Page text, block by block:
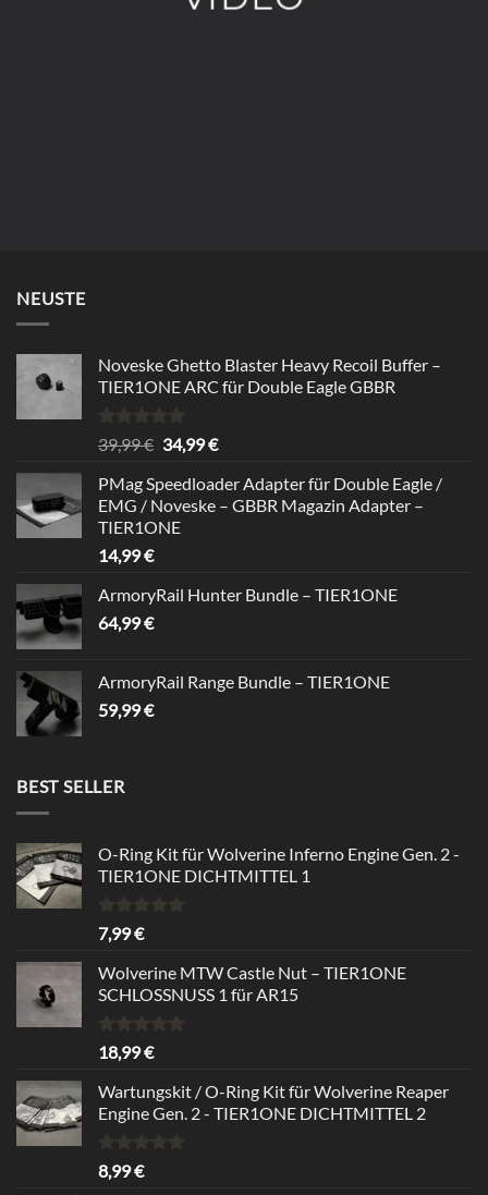
NEUSTE
Noveske Ghetto Blaster Heavy Recoil Buffer –
TIER1ONE ARC für Double Eagle GBBR
Rated5.00
out of 5
39,99€ Original
was:
39,99 €.
34,99€Current
is:
34,99 €.
PMag Speedloader Adapter für Double Eagle /
EMG / Noveske – GBBR Magazin Adapter –
TIER1ONE
14,99€
ArmoryRail Hunter Bundle – TIER1ONE
64,99€
ArmoryRail Range Bundle – TIER1ONE
59,99€
BEST SELLER
O-Ring Kit für Wolverine Inferno Engine Gen. 2 -
TIER1ONE DICHTMITTEL 1
Rated
out of 5
7,99€
Wolverine MTW Castle Nut – TIER1ONE
SCHLOSSNUSS 1 für AR15
Rated5.00
out of 5
18,99€
Wartungskit / O-Ring Kit für Wolverine Reaper
Engine Gen. 2 - TIER1ONE DICHTMITTEL 2
Rated
out of 5
8,99€